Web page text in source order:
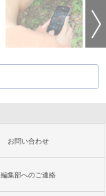
お問い合わせ
編集部へのご連絡